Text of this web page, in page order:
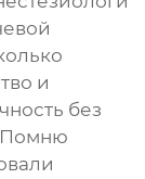
и
без
Помню